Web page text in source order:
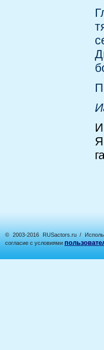
© 2003-2016 RUSactors.ru /
согласие с условиями